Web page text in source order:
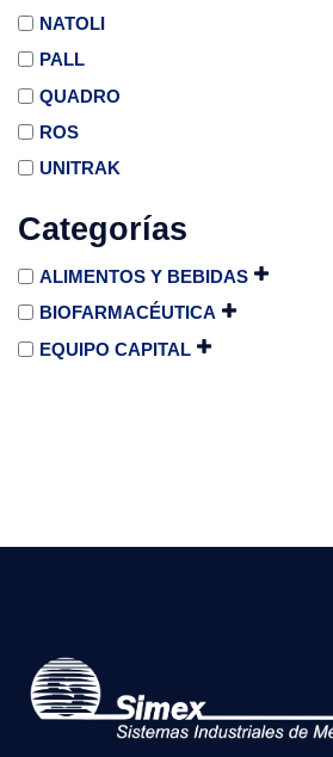
NATOLI
PALL
QUADRO
ROS
UNITRAK
Categorías
ALIMENTOS Y BEBIDAS
BIOFARMACÉUTICA
EQUIPO CAPITAL